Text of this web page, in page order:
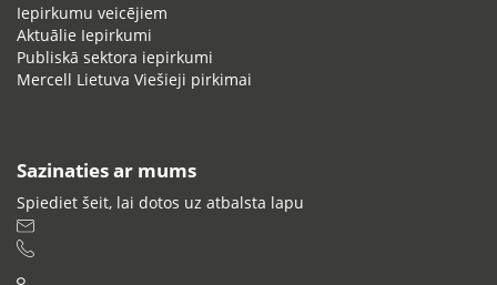
Iepirkumu veicējiem
Aktuālie Iepirkumi
Publiskā sektora iepirkumi
Mercell Lietuva Viešieji pirkimai
Sazinaties ar mums
Spiediet šeit, lai dotos uz atbalsta lapu